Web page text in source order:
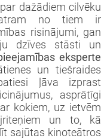
dažādiem cilvēku
no tiem ir
risinājumi, gan
dzīves stāsti un
eksperte
un tiešraides
ļāva izprast
asprātīgi
kokiem, uz ietvēm
un to, kā
sajūtas kinoteātros